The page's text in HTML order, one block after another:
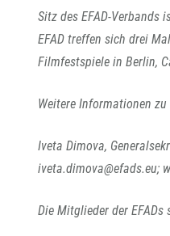
Sitz des EFAD-Verbands
EFAD treffen sich drei
Filmfestspiele in Berlin,
Weitere Informationen zu
Iveta Dimova,
iveta.dimova@efads.eu;
Die Mitglieder der EFADs